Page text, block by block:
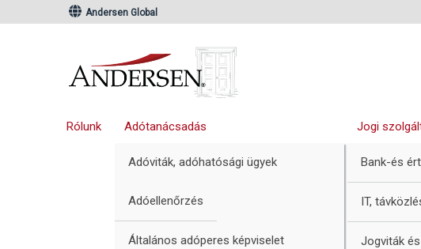
Andersen Global
Rólunk Adótanácsadás
Adóviták, adóhatósági ügyek
Adóellenőrzés
Általános adóperes képviselet
Jogi
Bank-és
IT,
Jogviták